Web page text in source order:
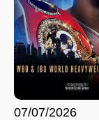
07/07/2026